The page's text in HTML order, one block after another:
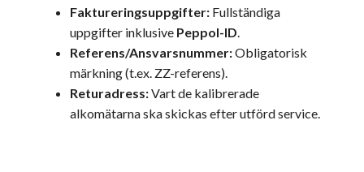
Faktureringsuppgifter: Fullständiga
uppgifter inklusive Peppol-ID.
Referens/Ansvarsnummer:Obligatorisk
märkning (t.ex. ZZ-referens).
Returadress:Vart de kalibrerade
alkomätarna ska skickas efter utförd service.